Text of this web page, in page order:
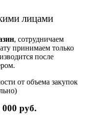
лицами
, сотрудничаем
принимаем только
после
от объема закупок
руб.